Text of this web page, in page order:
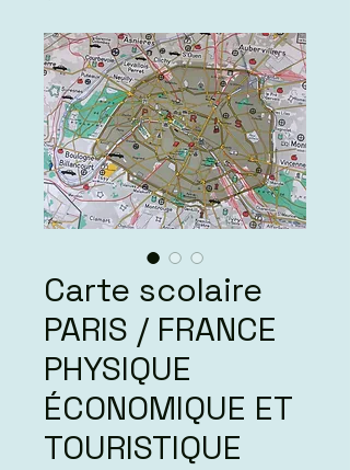
Carte scolaire
PARIS / FRANCE
PHYSIQUE
ÉCONOMIQUE ET
TOURISTIQUE